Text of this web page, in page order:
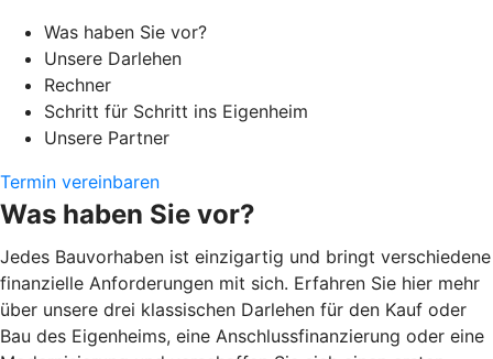
Was haben Sie vor?
Unsere Darlehen
Rechner
Schritt für Schritt ins Eigenheim
Unsere Partner
Termin vereinbaren
Was haben Sie vor?
Jedes Bauvorhaben ist einzigartig und bringt verschiedene
finanzielle Anforderungen mit sich. Erfahren Sie hier mehr
über unsere drei klassischen Darlehen für den Kauf oder
Bau des Eigenheims, eine Anschlussfinanzierung oder eine